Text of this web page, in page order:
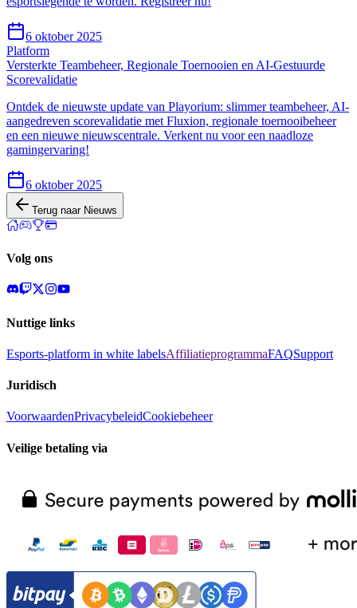
6 oktober 2025
Platform
Versterkte Teambeheer, Regionale Toernooien en AI-Gestuurde
Scorevalidatie
Ontdek de nieuwste update van Playorium: slimmer teambeheer, AI-
aangedreven scorevalidatie met Fluxion, regionale toernooibeheer
en een nieuwe nieuwscentrale. Verkent nu voor een naadloze
gamingervaring!
6 oktober 2025
Terug naar Nieuws
Volg ons
Nuttige links
Esports-platform in white labelsAffiliatieprogrammaFAQSupport
Juridisch
VoorwaardenPrivacybeleidCookiebeheer
Veilige betaling via